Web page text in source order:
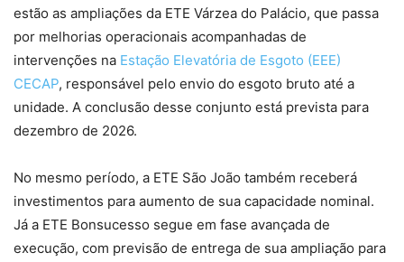
estão as ampliações da ETE Várzea do Palácio, que passa
por melhorias operacionais acompanhadas de
intervenções na Estação Elevatória de Esgoto (EEE)
CECAP, responsável pelo envio do esgoto bruto até a
unidade. A conclusão desse conjunto está prevista para
dezembro de 2026.
No mesmo período, a ETE São João também receberá
investimentos para aumento de sua capacidade nominal.
Já a ETE Bonsucesso segue em fase avançada de
execução, com previsão de entrega de sua ampliação para